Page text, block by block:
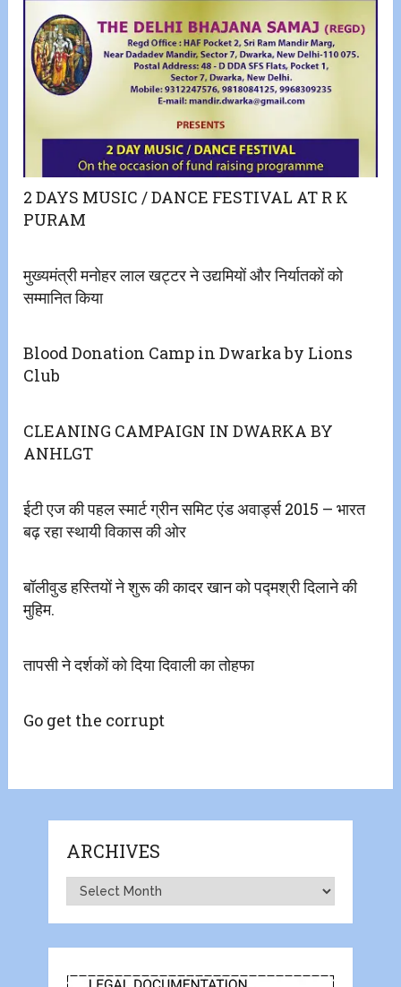
2 DAYS MUSIC / DANCE FESTIVAL AT R K
PURAM
मुख्यमंत्री मनोहर लाल खट्टर ने उद्यमियों और निर्यातकों को
सम्मानित किया
Blood Donation Camp in Dwarka by Lions
Club
CLEANING CAMPAIGN IN DWARKA BY
ANHLGT
ईटी एज की पहल स्मार्ट ग्रीन समिट एंड अवार्ड्स 2015 – भारत
बढ़ रहा स्थायी विकास की ओर
बॉलीवुड हस्तियों ने शुरू की कादर खान को पद्मश्री दिलाने की
मुहिम.
तापसी ने दर्शकों को दिया दिवाली का तोहफा
Go get the corrupt
ARCHIVES
Archives